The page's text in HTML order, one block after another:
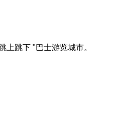
上跳下 "巴士游览城市。